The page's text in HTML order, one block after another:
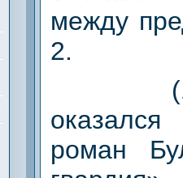
между
2.
(1)
роман